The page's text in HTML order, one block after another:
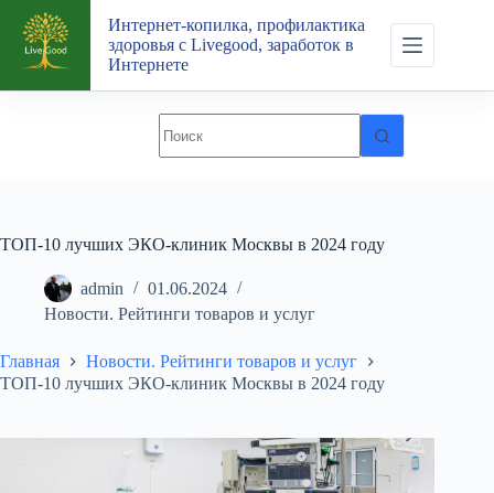
Перейти
сути
Интернет-копилка, профилактика
здоровья с Livegood, заработок в
Интернете
ТОП-10 лучших ЭКО-клиник Москвы в 2024 году
admin
01.06.2024
Новости. Рейтинги товаров и услуг
Главная
Новости. Рейтинги товаров и услуг
ТОП-10 лучших ЭКО-клиник Москвы в 2024 году